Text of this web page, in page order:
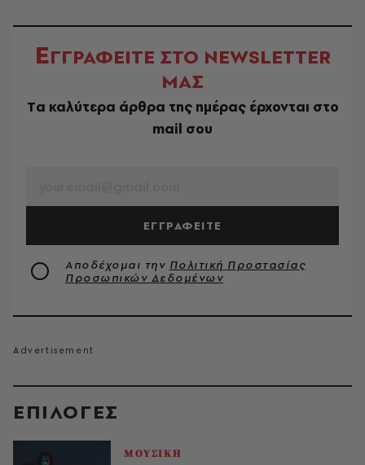
EΠΙΛΟΓΈΣ
ΜΟΥΣΙΚΗ
ΕΓΓΡΑΦΕΙΤΕ ΣΤΟ NEWSLETTER
ΜΑΣ
Tα καλύτερα άρθρα της ημέρας έρχονται στο
mail σου
ΕΓΓΡΑΦΕΙΤΕ
Αποδέχομαι την Πολιτική Προστασίας
Προσωπικών Δεδομένων